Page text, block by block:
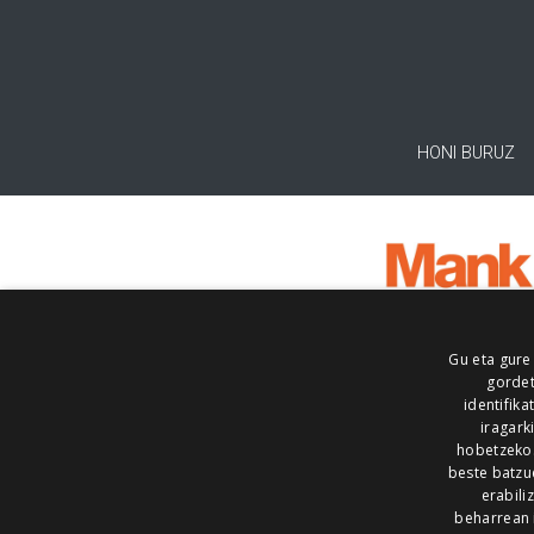
HONI BURUZ
Gu eta
hobetzeko.
beste
beharrean